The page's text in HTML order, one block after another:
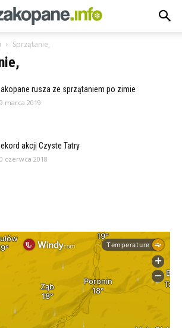
Sprzątanie,
rusza ze sprzątaniem po zimie
marca 2019
akcji Czyste Tatry
czerwca 2018